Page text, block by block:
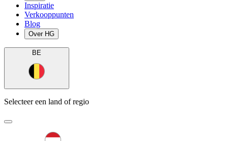
Inspiratie
Verkooppunten
Blog
Over HG
BE
Selecteer een land of regio